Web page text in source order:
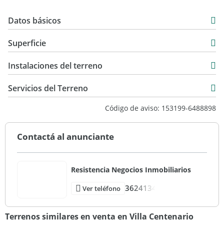
Datos básicos
Superficie
Instalaciones del terreno
Servicios del Terreno
Código de aviso: 153199-6488898
Contactá al anunciante
Resistencia Negocios Inmobiliarios
Ver teléfono 3624134
Terrenos similares en venta en Villa Centenario